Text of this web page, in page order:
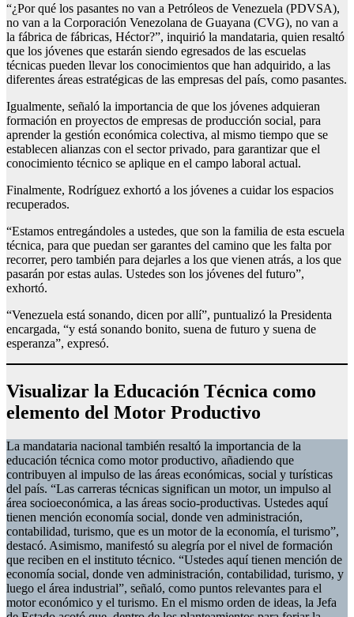
“¿Por qué los pasantes no van a Petróleos de Venezuela (PDVSA),
no van a la Corporación Venezolana de Guayana (CVG), no van a
la fábrica de fábricas, Héctor?”, inquirió la mandataria, quien resaltó
que los jóvenes que estarán siendo egresados de las escuelas
técnicas pueden llevar los conocimientos que han adquirido, a las
diferentes áreas estratégicas de las empresas del país, como pasantes.
Igualmente, señaló la importancia de que los jóvenes adquieran
formación en proyectos de empresas de producción social, para
aprender la gestión económica colectiva, al mismo tiempo que se
establecen alianzas con el sector privado, para garantizar que el
conocimiento técnico se aplique en el campo laboral actual.
Finalmente, Rodríguez exhortó a los jóvenes a cuidar los espacios
recuperados.
“Estamos entregándoles a ustedes, que son la familia de esta escuela
técnica, para que puedan ser garantes del camino que les falta por
recorrer, pero también para dejarles a los que vienen atrás, a los que
pasarán por estas aulas. Ustedes son los jóvenes del futuro”,
exhortó.
“Venezuela está sonando, dicen por allí”, puntualizó la Presidenta
encargada, “y está sonando bonito, suena de futuro y suena de
esperanza”, expresó.
Visualizar la Educación Técnica como
elemento del Motor Productivo
La mandataria nacional también resaltó la importancia de la
educación técnica como motor productivo, añadiendo que
contribuyen al impulso de las áreas económicas, social y turísticas
del país. “Las carreras técnicas significan un motor, un impulso al
área socioeconómica, a las áreas socio-productivas. Ustedes aquí
tienen mención economía social, donde ven administración,
contabilidad, turismo, que es un motor de la economía, el turismo”,
destacó. Asimismo, manifestó su alegría por el nivel de formación
que reciben en el instituto técnico. “Ustedes aquí tienen mención de
economía social, donde ven administración, contabilidad, turismo, y
luego el área industrial”, señaló, como puntos relevantes para el
motor económico y el turismo. En el mismo orden de ideas, la Jefa